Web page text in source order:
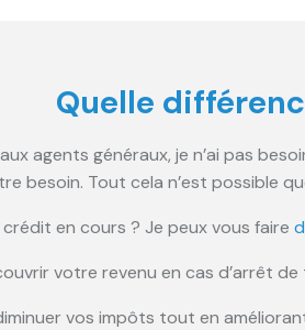
Quelle
agents généraux, je n’ai pas
besoin. Tout cela n’est possible
en cours ? Je peux vous faire
votre revenu en cas d’arrêt de
vos impôts tout en